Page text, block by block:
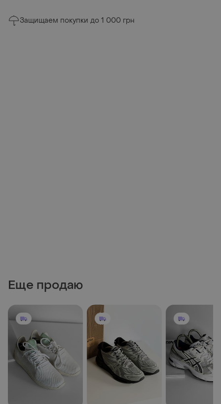
Защищаем покупки до 1 000 грн
Еще продаю